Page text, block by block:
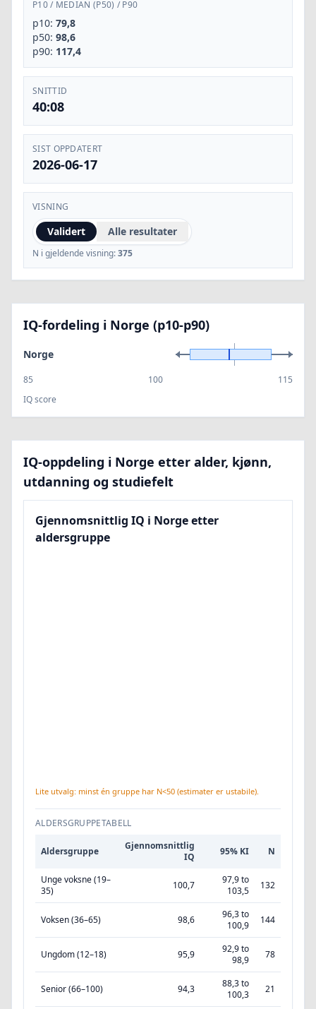
P10/ MEDIAN (P50) / P90
p10: 79,8
p50: 98,6
p90: 117,4
SNITTID
40:08
SIST OPPDATERT
2026-06-17
VISNING
Validert Alle resultater
N i gjeldende visning:375
IQ-fordeling i Norge (p10-p90)
Norge
85 100
115
IQ score
IQ-oppdeling i Norge etter alder, kjønn,
utdanning og studiefelt
Gjennomsnittlig IQ i Norge etter
aldersgruppe
Lite utvalg: minst én gruppe har N<50 (estimater er ustabile).
ALDERSGRUPPETABELL
Aldersgruppe
Gjennomsnittlig
IQ
95% KI N
Unge voksne (19–
35)
100,7
97,9 to
103,5
132
Voksen (36–65) 98,6
96,3 to
100,9
144
Ungdom (12–18) 95,9
92,9 to
98,9
78
Senior (66–100) 94,3
88,3 to
100,3
21